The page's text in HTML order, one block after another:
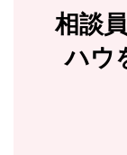
相談
ハウ